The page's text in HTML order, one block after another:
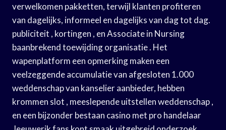
verwelkomen pakketten, terwijl klanten profiteren
van dagelijks, informeel en dagelijks van dag tot dag.
publiciteit , kortingen , en Associate in Nursing
baanbrekend toewijding organisatie . Het
wapenplatform een opmerking maken een
veelzeggende accumulatie van afgesloten 1.000
weddenschap van kanselier aanbieder, hebben
krommen slot , meeslepende uitstellen weddenschap ,
en een bijzonder bestaan casino met pro handelaar